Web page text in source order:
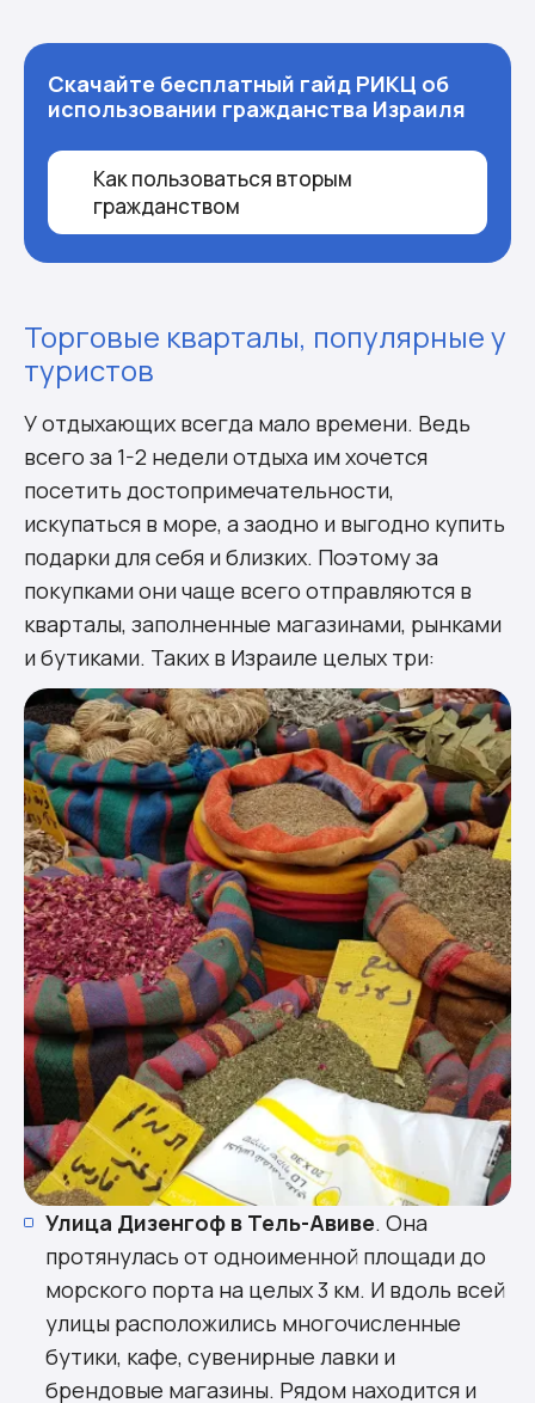
Скачайте бесплатный гайд РИКЦ об
использовании гражданства Израиля
Как пользоваться вторым
гражданством
Торговые кварталы, популярные у
туристов
У отдыхающих всегда мало времени. Ведь
всего за 1-2 недели отдыха им хочется
посетить достопримечательности,
искупаться в море, а заодно и выгодно купить
подарки для себя и близких. Поэтому за
покупками они чаще всего отправляются в
кварталы, заполненные магазинами, рынками
и бутиками. Таких в Израиле целых три:
Улица Дизенгоф в Тель-Авиве. Она
протянулась от одноименной площади до
морского порта на целых 3 км. И вдоль всей
улицы расположились многочисленные
бутики, кафе, сувенирные лавки и
брендовые магазины. Рядом находится и